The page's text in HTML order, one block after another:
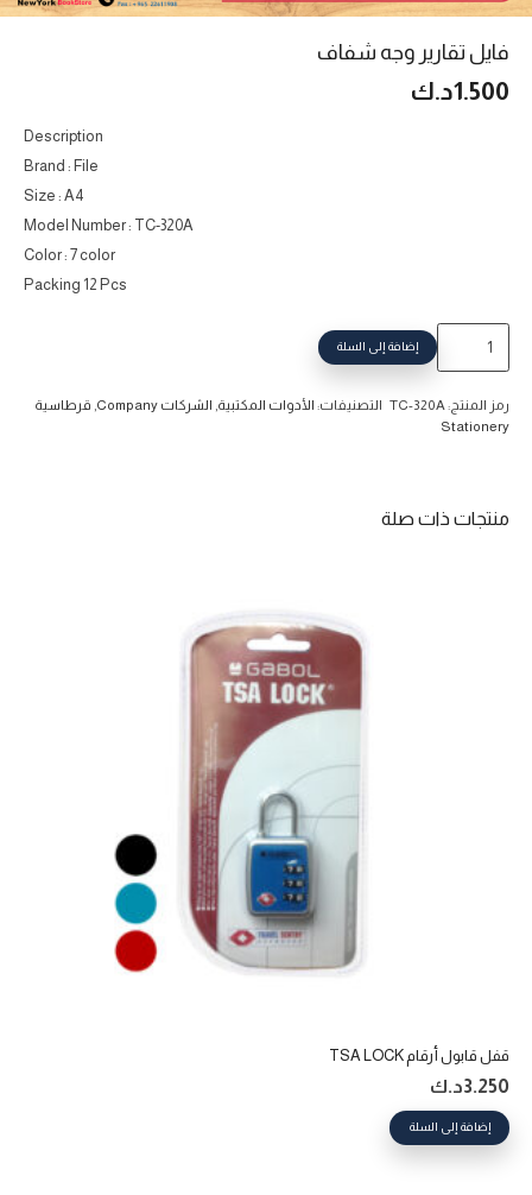
فايل تقارير وجه شفاف
1.500د.ك
Description
Brand : File
Size : A4
Model Number : TC-320A
Color : 7 color
Packing 12 Pcs
فايل
وجه
إضافة إلى السلة
رمز المنتج: TC-320A التصنيفات: الأدوات المكتبية الشركات Company
قرطاسية
Stationery
منتجات ذات صلة
قفل قابول أرقام TSA LOCK
3.250د.ك
إضافة إلى السلة